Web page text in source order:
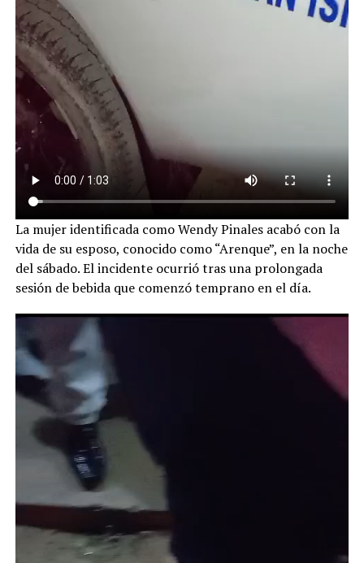
La mujer identificada como Wendy Pinales acabó con la
vida de su esposo, conocido como “Arenque”, en la noche
del sábado. El incidente ocurrió tras una prolongada
sesión de bebida que comenzó temprano en el día.